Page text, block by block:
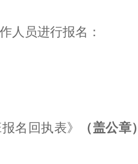
人员进行报名：
报名回执表》 （盖公章）